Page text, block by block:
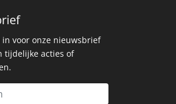
voor onze nieuwsbrief
tijdelijke acties of